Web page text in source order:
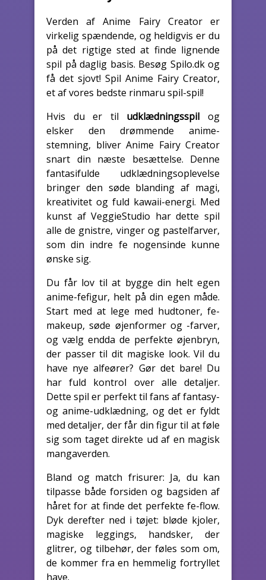
Verden af Anime Fairy Creator er
virkelig spændende, og heldigvis er du
på det rigtige sted at finde lignende
spil på daglig basis. Besøg Spilo.dk og
få det sjovt! Spil Anime Fairy Creator,
et af vores bedste rinmaru spil-spil!
Hvis du er til udklædningsspil og
elsker den drømmende anime-
stemning, bliver Anime Fairy Creator
snart din næste besættelse. Denne
fantasifulde udklædningsoplevelse
bringer den søde blanding af magi,
kreativitet og fuld kawaii-energi. Med
kunst af VeggieStudio har dette spil
alle de gnistre, vinger og pastelfarver,
som din indre fe nogensinde kunne
ønske sig.
Du får lov til at bygge din helt egen
anime-fefigur, helt på din egen måde.
Start med at lege med hudtoner, fe-
makeup, søde øjenformer og -farver,
og vælg endda de perfekte øjenbryn,
der passer til dit magiske look. Vil du
have nye alfeører? Gør det bare! Du
har fuld kontrol over alle detaljer.
Dette spil er perfekt til fans af fantasy-
og anime-udklædning, og det er fyldt
med detaljer, der får din figur til at føle
sig som taget direkte ud af en magisk
mangaverden.
Bland og match frisurer: Ja, du kan
tilpasse både forsiden og bagsiden af
håret for at finde det perfekte fe-flow.
Dyk derefter ned i tøjet: bløde kjoler,
magiske leggings, handsker, der
glitrer, og tilbehør, der føles som om,
de kommer fra en hemmelig fortryllet
have.